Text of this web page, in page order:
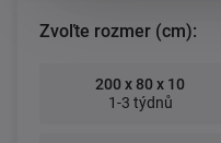
Zvoľte rozmer (cm):
200 x 80 x 10
1-3 týdnů